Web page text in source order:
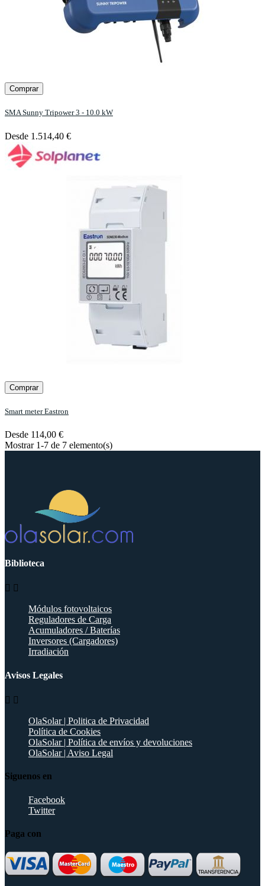
Comprar
SMA Sunny Tripower 3 - 10.0 kW
Desde 1.514,40 €
Comprar
Smart meter Eastron
Desde 114,00 €
Mostrar 1-7 de 7 elemento(s)
Biblioteca
 
Módulos fotovoltaicos
Reguladores de Carga
Acumuladores / Baterías
Inversores (Cargadores)
Irradiación
Avisos Legales
 
OlaSolar | Politica de Privacidad
Política de Cookies
OlaSolar | Política de envíos y devoluciones
OlaSolar | Aviso Legal
Siguenos en
Facebook
Twitter
Paga con